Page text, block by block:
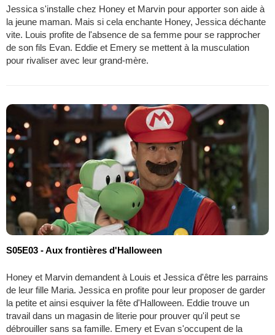
Jessica s'installe chez Honey et Marvin pour apporter son aide à
la jeune maman. Mais si cela enchante Honey, Jessica déchante
vite. Louis profite de l'absence de sa femme pour se rapprocher
de son fils Evan. Eddie et Emery se mettent à la musculation
pour rivaliser avec leur grand-mère.
S05E03 - Aux frontières d'Halloween
Honey et Marvin demandent à Louis et Jessica d'être les parrains
de leur fille Maria. Jessica en profite pour leur proposer de garder
la petite et ainsi esquiver la fête d'Halloween. Eddie trouve un
travail dans un magasin de literie pour prouver qu'il peut se
débrouiller sans sa famille. Emery et Evan s'occupent de la